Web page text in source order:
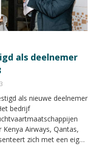
als deelnemer
als nieuwe deelnemer
bedrijf
Airways, Qantas,
zich met een eigen